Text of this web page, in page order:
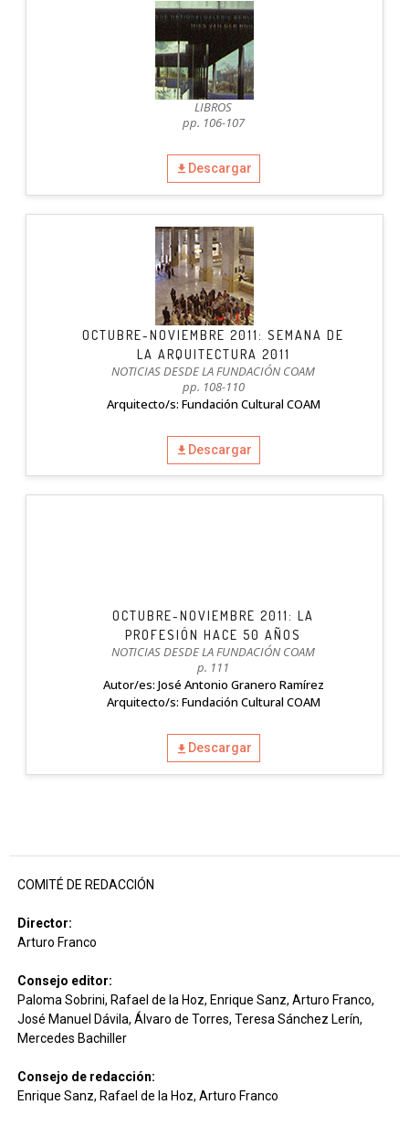
LIBROS
pp. 106-107
Descargar
OCTUBRE-NOVIEMBRE 2011: SEMANA DE
LA ARQUITECTURA 2011
NOTICIAS DESDE LA FUNDACIÓN COAM
pp. 108-110
Arquitecto/s: Fundación Cultural COAM
Descargar
OCTUBRE-NOVIEMBRE 2011: LA
PROFESIÓN HACE 50 AÑOS
NOTICIAS DESDE LA FUNDACIÓN COAM
p. 111
Autor/es: José Antonio Granero Ramírez
Arquitecto/s: Fundación Cultural COAM
Descargar
COMITÉ DE REDACCIÓN
Director:
Arturo Franco
Consejo editor:
Paloma Sobrini, Rafael de la Hoz, Enrique Sanz, Arturo Franco,
José Manuel Dávila, Álvaro de Torres, Teresa Sánchez Lerín,
Mercedes Bachiller
Consejo de redacción:
Enrique Sanz, Rafael de la Hoz, Arturo Franco